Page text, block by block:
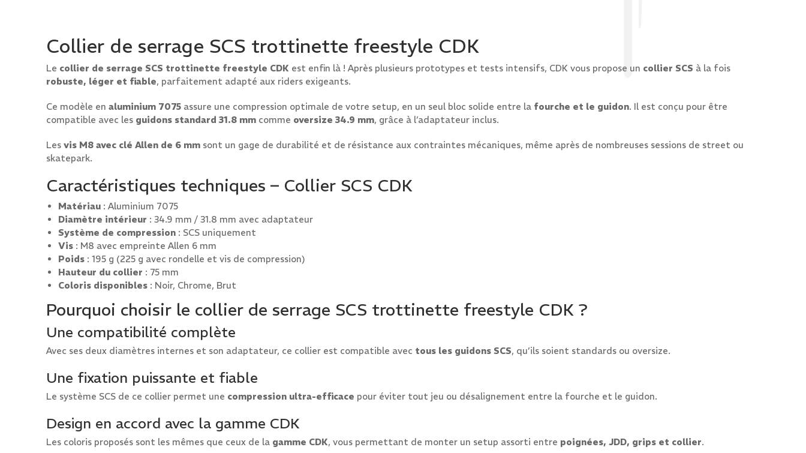
Collier de serrage SCS trottinette freestyle CDK
Le collier de serrage SCS trottinette freestyle CDK est enfin là ! Après plusieurs prototypes et tests intensifs, CDK vous propose un collier SCS à la fois
robuste, léger et fiable, parfaitement adapté aux riders exigeants.
Ce modèle en aluminium 7075 assure une compression optimale de votre setup, en un seul bloc solide entre la fourche et le guidon. Il est conçu pour être
compatible avec les guidons standard 31.8 mm comme oversize 34.9 mm, grâce à l’adaptateur inclus.
Les vis M8 avec clé Allen de 6 mm sont un gage de durabilité et de résistance aux contraintes mécaniques, même après de nombreuses sessions de street ou
skatepark.
Caractéristiques techniques – Collier SCS CDK
Matériau : Aluminium 7075
Diamètre intérieur : 34.9 mm / 31.8 mm avec adaptateur
Système de compression : SCS uniquement
Vis : M8 avec empreinte Allen 6 mm
Poids : 195 g (225 g avec rondelle et vis de compression)
Hauteur du collier : 75 mm
Coloris disponibles : Noir, Chrome, Brut
Pourquoi choisir le collier de serrage SCS trottinette freestyle CDK ?
Une compatibilité complète
Avec ses deux diamètres internes et son adaptateur, ce collier est compatible avec tous les guidons SCS, qu’ils soient standards ou oversize.
Une fixation puissante et fiable
Le système SCS de ce collier permet une compression ultra-efficace pour éviter tout jeu ou désalignement entre la fourche et le guidon.
Design en accord avec la gamme CDK
Les coloris proposés sont les mêmes que ceux de la gamme CDK, vous permettant de monter un setup assorti entre poignées, JDD, grips et collier.